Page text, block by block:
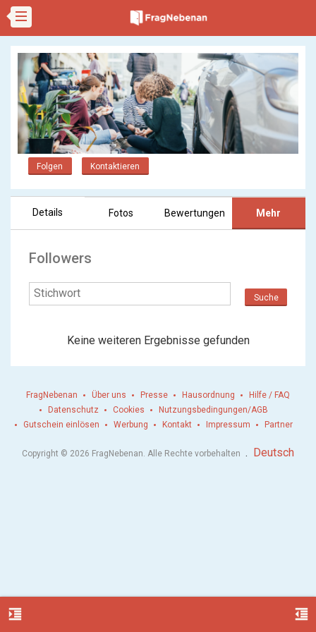
Folgen Kontaktieren
Details Fotos Bewertungen Mehr
Followers
Suche
Keine weiteren Ergebnisse gefunden
format_indent_increase format_indent_decrease
FragNebenan Über uns Presse Hausordnung
Hilfe / FAQ
Datenschutz
Cookies
Nutzungsbedingungen/AGB
Gutschein einlösen
Werbung Kontakt Impressum Partner
Copyright © 2026 FragNebenan. Alle Rechte vorbehalten . Deutsch